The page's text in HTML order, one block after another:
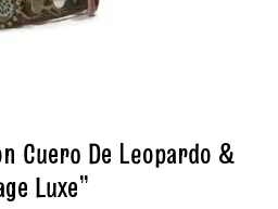
Cuero De Leopardo &
Luxe”